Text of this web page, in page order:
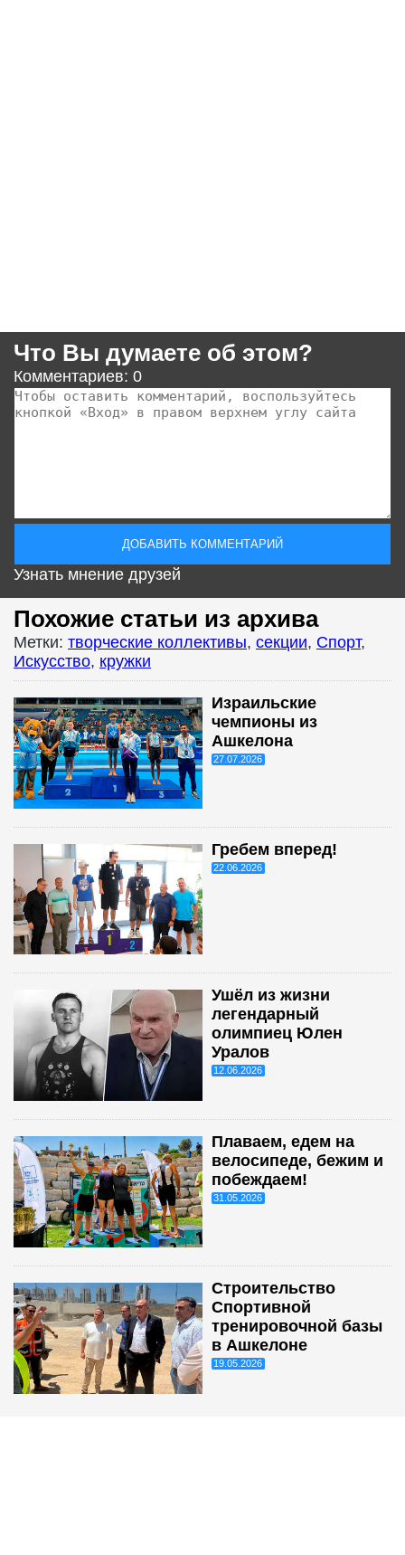
Что Вы думаете об этом?
Комментариев: 0
Узнать мнение друзей
Похожие статьи из архива
Метки: творческие коллективы, секции, Спорт,
Искусство, кружки
Израильские
чемпионы из
Ашкелона
27.07.2026
Гребем вперед!
22.06.2026
Ушёл из жизни
легендарный
олимпиец Юлен
Уралов
12.06.2026
Плаваем, едем на
велосипеде, бежим и
побеждаем!
31.05.2026
Строительство
Спортивной
тренировочной базы
в Ашкелоне
19.05.2026